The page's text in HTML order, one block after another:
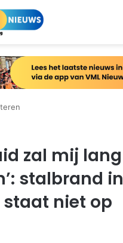
zal mij lang
stalbrand in
staat niet op